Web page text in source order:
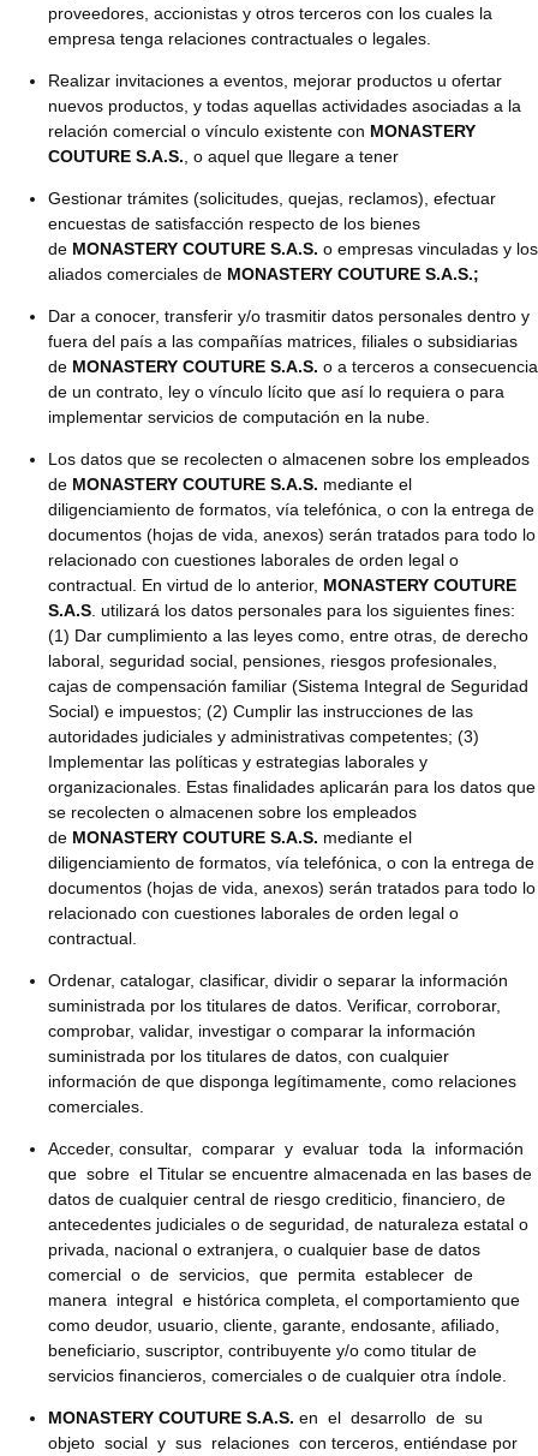
proveedores, accionistas y otros terceros con los cuales la
empresa tenga relaciones contractuales o legales.
Realizar invitaciones a eventos, mejorar productos u ofertar
nuevos productos, y todas aquellas actividades asociadas a la
relación comercial o vínculo existente con MONASTERY
COUTURE S.A.S. , o aquel que llegare a tener
Gestionar trámites (solicitudes, quejas, reclamos), efectuar
encuestas de satisfacción respecto de los bienes
de MONASTERY COUTURE S.A.S. o empresas vinculadas y los
aliados comerciales de MONASTERY COUTURE S.A.S.;
Dar a conocer, transferir y/o trasmitir datos personales dentro y
fuera del país a las compañías matrices, filiales o subsidiarias
de MONASTERY COUTURE S.A.S. o a terceros a consecuencia
de un contrato, ley o vínculo lícito que así lo requiera o para
implementar servicios de computación en la nube.
Los datos que se recolecten o almacenen sobre los empleados
de MONASTERY COUTURE S.A.S. mediante el
diligenciamiento de formatos, vía telefónica, o con la entrega de
documentos (hojas de vida, anexos) serán tratados para todo lo
relacionado con cuestiones laborales de orden legal o
contractual. En virtud de lo anterior, MONASTERY COUTURE
S.A.S . utilizará los datos personales para los siguientes fines:
(1) Dar cumplimiento a las leyes como, entre otras, de derecho
laboral, seguridad social, pensiones, riesgos profesionales,
cajas de compensación familiar (Sistema Integral de Seguridad
Social) e impuestos; (2) Cumplir las instrucciones de las
autoridades judiciales y administrativas competentes; (3)
Implementar las políticas y estrategias laborales y
organizacionales. Estas finalidades aplicarán para los datos que
se recolecten o almacenen sobre los empleados
de MONASTERY COUTURE S.A.S. mediante el
diligenciamiento de formatos, vía telefónica, o con la entrega de
documentos (hojas de vida, anexos) serán tratados para todo lo
relacionado con cuestiones laborales de orden legal o
contractual.
Ordenar, catalogar, clasificar, dividir o separar la información
suministrada por los titulares de datos. Verificar, corroborar,
comprobar, validar, investigar o comparar la información
suministrada por los titulares de datos, con cualquier
información de que disponga legítimamente, como relaciones
comerciales.
Acceder, consultar, comparar y evaluar toda la información
que sobre el Titular se encuentre almacenada en las bases de
datos de cualquier central de riesgo crediticio, financiero, de
antecedentes judiciales o de seguridad, de naturaleza estatal o
privada, nacional o extranjera, o cualquier base de datos
comercial o de servicios, que permita establecer de
manera integral e histórica completa, el comportamiento que
como deudor, usuario, cliente, garante, endosante, afiliado,
beneficiario, suscriptor, contribuyente y/o como titular de
servicios financieros, comerciales o de cualquier otra índole.
MONASTERY COUTURE S.A.S. en el desarrollo de su
objeto social y sus relaciones con terceros, entiéndase por